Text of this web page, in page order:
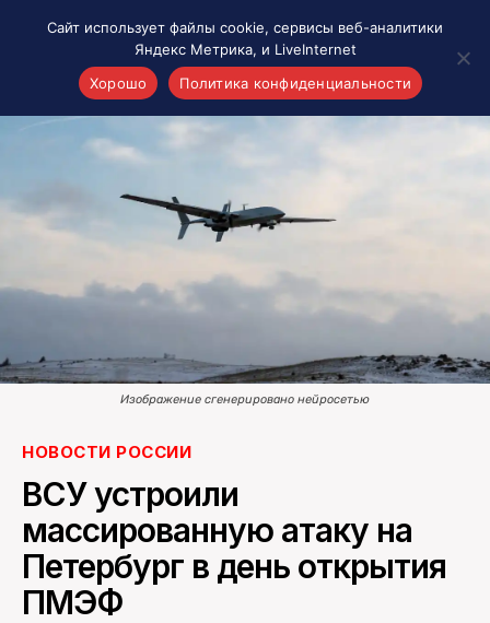
Акценты
Материалы о Рязани и области
Проекты 7 инфо
Здоровье
Новости кино и ТВ
Политика
Новости мира
О НАС
ПОИСК ПО САЙТУ
Изображение сгенерировано нейросетью
НОВОСТИ РОССИИ
ВСУ устроили
массированную атаку на
Петербург в день открытия
ПМЭФ
Сайт использует файлы cookie, сервисы веб-аналитики
Яндекс Метрика, и LiveInternet
Хорошо
Политика конфиденциальности